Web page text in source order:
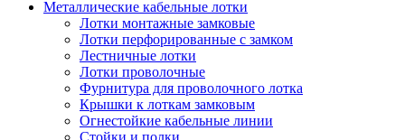
Металлические кабельные лотки
Лотки монтажные замковые
Лотки перфорированные с замком
Лестничные лотки
Лотки проволочные
Фурнитура для проволочного лотка
Крышки к лоткам замковым
Огнестойкие кабельные линии